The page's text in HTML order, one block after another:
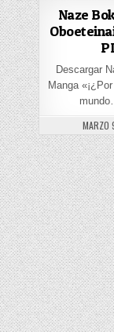
Naze
Descargar
Manga